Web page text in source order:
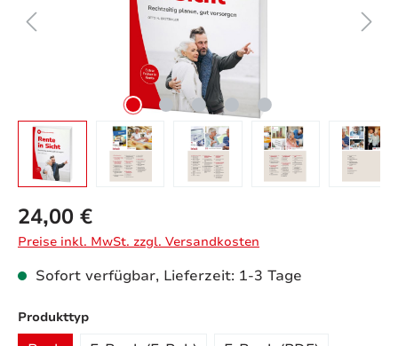
24,00 €
Preise inkl. MwSt. zzgl. Versandkosten
Sofort verfügbar, Lieferzeit: 1-3 Tage
Produkttypauswählen